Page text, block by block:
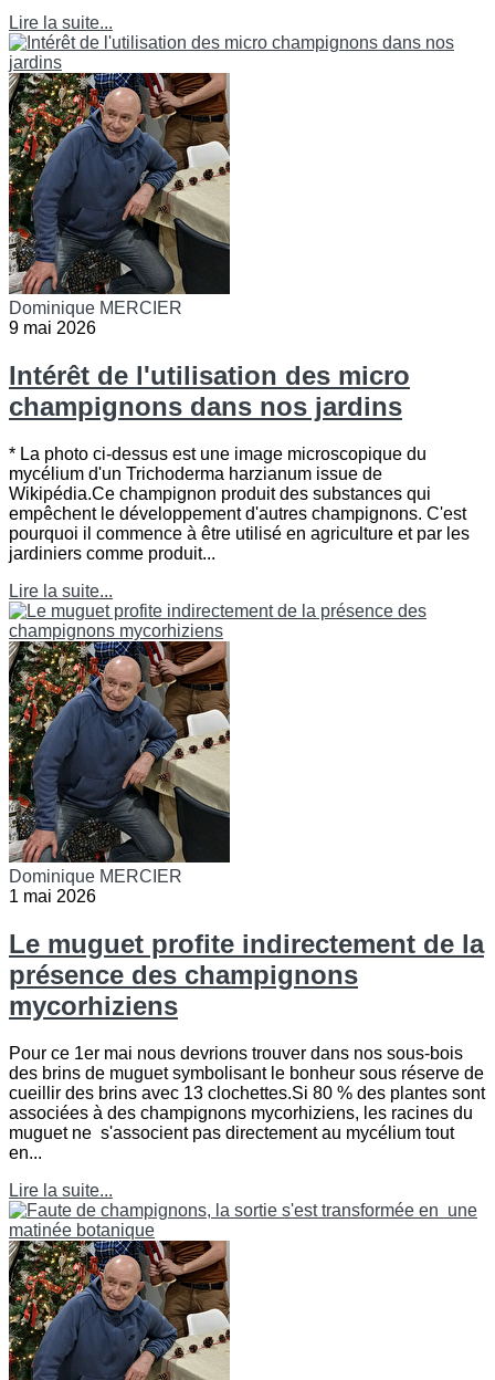
Lire la suite...
Dominique MERCIER
9 mai 2026
Intérêt de l'utilisation des micro
champignons dans nos jardins
* La photo ci-dessus est une image microscopique du
mycélium d'un Trichoderma harzianum issue de
Wikipédia.Ce champignon produit des substances qui
empêchent le développement d'autres champignons. C'est
pourquoi il commence à être utilisé en agriculture et par les
jardiniers comme produit...
Lire la suite...
Dominique MERCIER
1 mai 2026
Le muguet profite indirectement de la
présence des champignons
mycorhiziens
Pour ce 1er mai nous devrions trouver dans nos sous-bois
des brins de muguet symbolisant le bonheur sous réserve de
cueillir des brins avec 13 clochettes.Si 80 % des plantes sont
associées à des champignons mycorhiziens, les racines du
muguet ne s'associent pas directement au mycélium tout
en...
Lire la suite...